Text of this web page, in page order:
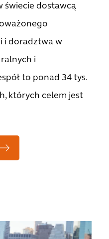
świecie dostawcą
i doradztwa w
i
to ponad 34 tys.
których celem jest